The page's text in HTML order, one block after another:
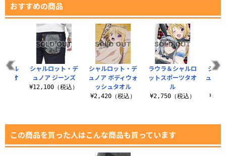
おすすめの商品
シャルロット・デ
ュノア ボディウォ
ッシュタオル
¥2,420（税込）
ラウラ＆シャルロ
ットスポーツタオ
ル
¥2,750（税込）
シャ
ュノ
ャル
タオ
シャルロット・デ
ュノア ジーンズ
¥12,100（税込）
この商品を買った人はこんな商品も買っています